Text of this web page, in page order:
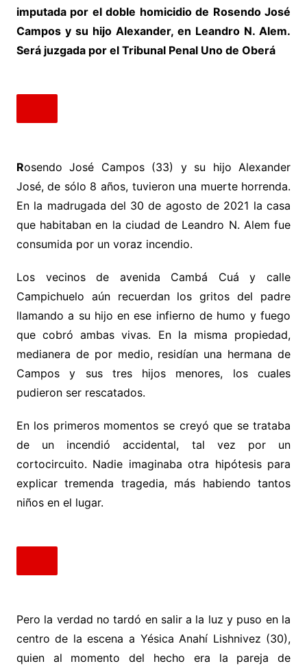
imputada por el doble homicidio de Rosendo José
Campos y su hijo Alexander, en Leandro N. Alem.
Será juzgada por el Tribunal Penal Uno de Oberá
Rosendo José Campos (33) y su hijo Alexander
José, de sólo 8 años, tuvieron una muerte horrenda.
En la madrugada del 30 de agosto de 2021 la casa
que habitaban en la ciudad de Leandro N. Alem fue
consumida por un voraz incendio.
Los vecinos de avenida Cambá Cuá y calle
Campichuelo aún recuerdan los gritos del padre
llamando a su hijo en ese infierno de humo y fuego
que cobró ambas vivas. En la misma propiedad,
medianera de por medio, residían una hermana de
Campos y sus tres hijos menores, los cuales
pudieron ser rescatados.
En los primeros momentos se creyó que se trataba
de un incendió accidental, tal vez por un
cortocircuito. Nadie imaginaba otra hipótesis para
explicar tremenda tragedia, más habiendo tantos
niños en el lugar.
Pero la verdad no tardó en salir a la luz y puso en la
centro de la escena a Yésica Anahí Lishnivez (30),
quien al momento del hecho era la pareja de